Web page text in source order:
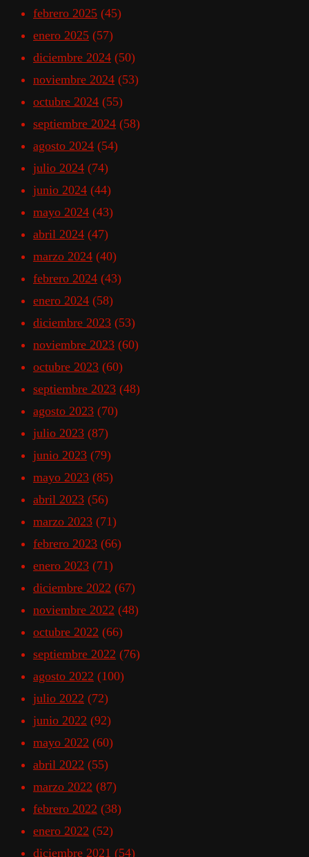
febrero 2025 (45)
enero 2025 (57)
diciembre 2024 (50)
noviembre 2024 (53)
octubre 2024 (55)
septiembre 2024 (58)
agosto 2024 (54)
julio 2024 (74)
junio 2024 (44)
mayo 2024 (43)
abril 2024 (47)
marzo 2024 (40)
febrero 2024 (43)
enero 2024 (58)
diciembre 2023 (53)
noviembre 2023 (60)
octubre 2023 (60)
septiembre 2023 (48)
agosto 2023 (70)
julio 2023 (87)
junio 2023 (79)
mayo 2023 (85)
abril 2023 (56)
marzo 2023 (71)
febrero 2023 (66)
enero 2023 (71)
diciembre 2022 (67)
noviembre 2022 (48)
octubre 2022 (66)
septiembre 2022 (76)
agosto 2022 (100)
julio 2022 (72)
junio 2022 (92)
mayo 2022 (60)
abril 2022 (55)
marzo 2022 (87)
febrero 2022 (38)
enero 2022 (52)
diciembre 2021 (54)